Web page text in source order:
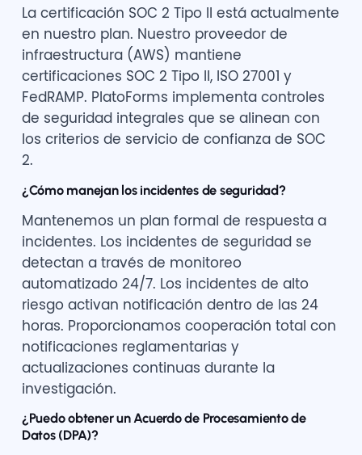
La certificación SOC 2 Tipo II está actualmente
en nuestro plan. Nuestro proveedor de
infraestructura (AWS) mantiene
certificaciones SOC 2 Tipo II, ISO 27001 y
FedRAMP. PlatoForms implementa controles
de seguridad integrales que se alinean con
los criterios de servicio de confianza de SOC
2.
¿Cómo manejan los incidentes de seguridad?
Mantenemos un plan formal de respuesta a
incidentes. Los incidentes de seguridad se
detectan a través de monitoreo
automatizado 24/7. Los incidentes de alto
riesgo activan notificación dentro de las 24
horas. Proporcionamos cooperación total con
notificaciones reglamentarias y
actualizaciones continuas durante la
investigación.
¿Puedo obtener un Acuerdo de Procesamiento de
Datos (DPA)?